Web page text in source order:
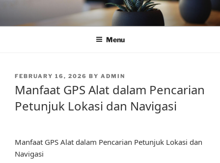
content
Menu
POSTED
FEBRUARY 16, 2026 BY ADMIN
Manfaat GPS Alat dalam Pencarian
Petunjuk Lokasi dan Navigasi
Manfaat GPS Alat dalam Pencarian Petunjuk Lokasi dan
Navigasi